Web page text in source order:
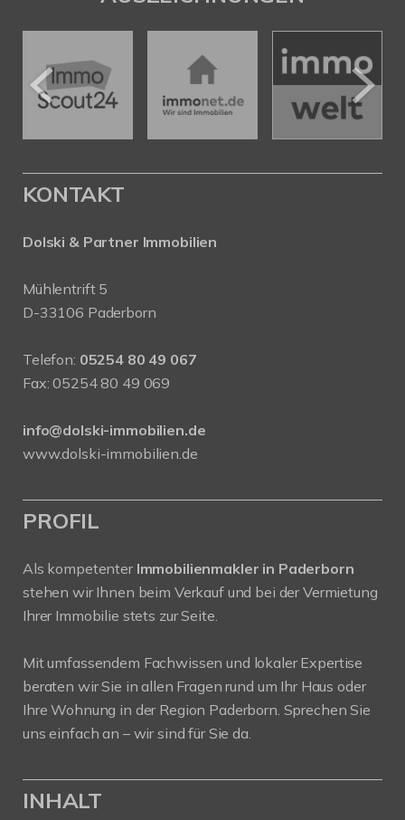
KONTAKT
Dolski & Partner Immobilien
Mühlentrift 5
D-33106 Paderborn
Telefon: 05254 80 49 067
Fax: 05254 80 49 069
info@dolski-immobilien.de
www.dolski-immobilien.de
PROFIL
Als kompetenter Immobilienmakler in Paderborn
stehen wir Ihnen beim Verkauf und bei der Vermietung
Ihrer Immobilie stets zur Seite.
Mit umfassendem Fachwissen und lokaler Expertise
beraten wir Sie in allen Fragen rund um Ihr Haus oder
Ihre Wohnung in der Region Paderborn. Sprechen Sie
uns einfach an – wir sind für Sie da.
INHALT